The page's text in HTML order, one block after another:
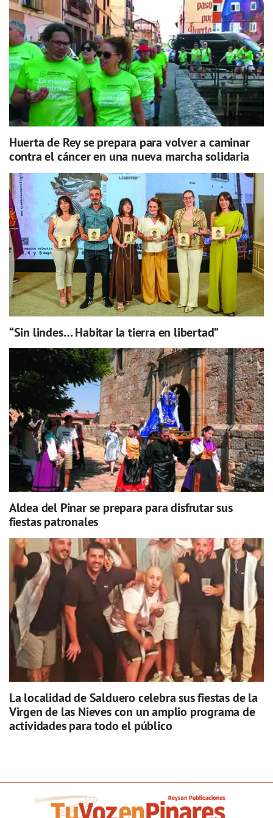
Huerta de Rey se prepara para volver a caminar
contra el cáncer en una nueva marcha solidaria
“Sin lindes… Habitar la tierra en libertad”
Aldea del Pinar se prepara para disfrutar sus
fiestas patronales
La localidad de Salduero celebra sus fiestas de la
Virgen de las Nieves con un amplio programa de
actividades para todo el público